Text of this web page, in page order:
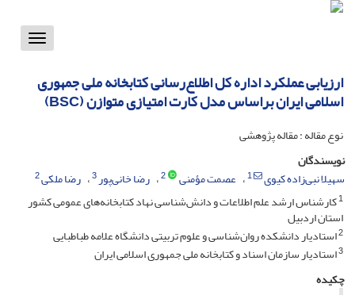
Toggle
ارزیابی عملکرد اداره ‌‌کل اطلاع‌رسانی کتابخانه ملی جمهوری
اسلامی ایران براساس مدل کارت امتیازی متوازن (BSC)
نوع مقاله : مقاله پژوهشی
نویسندگان
سهیلا نبی‌زاده کیوی
1 عصمت مؤمنی 2 رضا خانی‌پور3 رضا ملکی2
1کارشناس ارشد علم اطلاعات و دانش‌شناسی نهاد کتابخانه‌های عمومی کشور
استان اردبیل
2استادیار دانشکده روان‌شناسی و علوم تربیتی دانشگاه علامه طباطبایی
3استادیار سازمان اسناد و کتابخانه ملی جمهوری اسلامی ایران
چکیده